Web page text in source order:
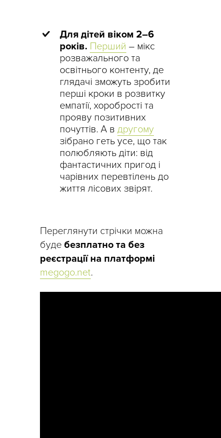
Для дітей віком 2–6
років. Перший – мікс
розважального та
освітнього контенту, де
глядачі зможуть зробити
перші кроки в розвитку
емпатії, хоробрості та
прояву позитивних
почуттів. А в другому
зібрано геть усе, що так
полюбляють діти: від
фантастичних пригод і
чарівних перевтілень до
життя лісових звірят.
Переглянути стрічки можна
буде безплатно та без
реєстрації на платформі
megogo.net.